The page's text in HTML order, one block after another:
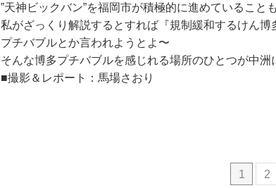
”天神ビックバン”を福岡市が積極的に進めていること
私がざっくり解説するとすれば『規制緩和するけん博
プチバブルとか言われようとよ〜
そんな博多プチバブルを感じれる場所のひとつが中洲
■撮影＆レポート：馬場さおり
1 2